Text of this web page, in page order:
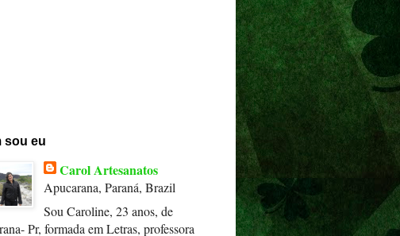
sou eu
Carol Artesanatos
Apucarana, Paraná, Brazil
Sou Caroline, 23 anos, de
Pr, formada em Letras, professora